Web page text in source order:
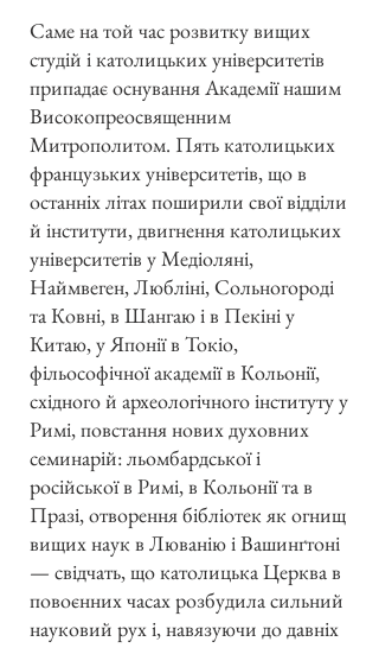
Саме на той час розвитку вищих
студій і католицьких університетів
припадає оснування Академії нашим
Високопреосвященним
Митрополитом. Пять католицьких
французьких університетів, що в
останніх літах поширили свої відділи
й інститути, двигнення католицьких
університетів у Медіоляні,
Наймвеген, Любліні, Сольногороді
та Ковні, в Шангаю і в Пекіні у
Китаю, у Японії в Токіо,
фільософічної академії в Кольонії,
східного й археологічного інституту у
Римі, повстання нових духовних
семинарій: льомбардської і
російської в Римі, в Кольонії та в
Празі, отворення бібліотек як огнищ
вищих наук в Люванію і Вашинґтоні
— свідчать, що католицька Церква в
повоєнних часах розбудила сильний
науковий рух і, навязуючи до давніх